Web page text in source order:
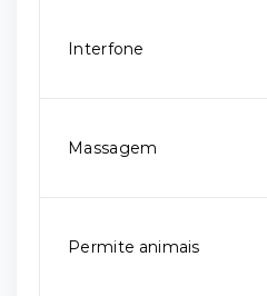
Interfone
Massagem
Permite animais